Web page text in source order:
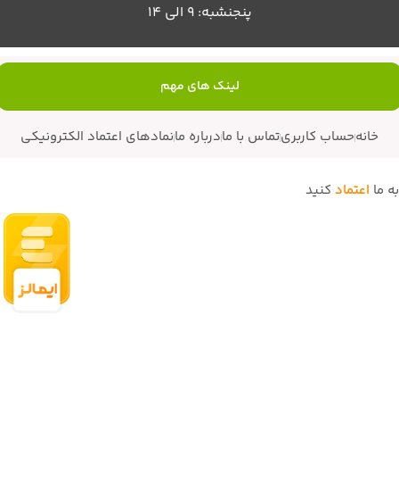
پنجنشبه: 9 الی 14
لینک های مهم
خانهحساب کاربریتماس با مادرباره مانمادهای اعتماد الکترونیکی
به ما اعتماد کنید